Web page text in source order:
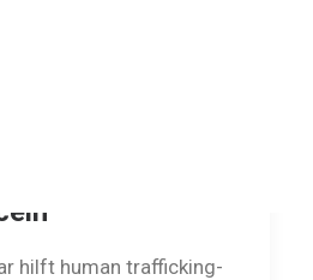
heilen und
hilft human trafficking-